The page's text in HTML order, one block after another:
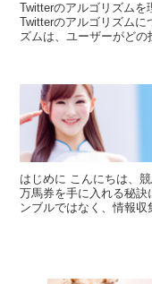
Twitterのアルゴリズム
Twitterのアルゴリズムに
ズムは、ユーザーがど
はじめに こんにちは、
万馬券を手に入れる秘
ンブルではなく、情報収